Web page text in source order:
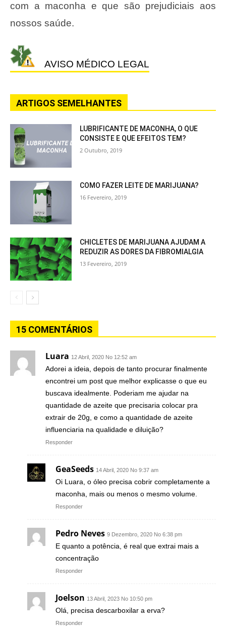
com a maconha e que são prejudiciais aos
nossos saúde.
AVISO MÉDICO LEGAL
ARTIGOS SEMELHANTES
LUBRIFICANTE DE MACONHA, O QUE
CONSISTE E QUE EFEITOS TEM?
2 Outubro, 2019
COMO FAZER LEITE DE MARIJUANA?
16 Fevereiro, 2019
CHICLETES DE MARIJUANA AJUDAM A
REDUZIR AS DORES DA FIBROMIALGIA
13 Fevereiro, 2019
15 COMENTÁRIOS
Luara 12 Abril, 2020 No 12:52 am
Adorei a ideia, depois de tanto procurar finalmente
encontrei um post que melhor explicasse o que eu
buscava idealmente. Poderiam me ajudar na
quantidade de azeite que precisaria colocar pra
extrair de 20g, e como a quantidade de azeite
influenciaria na qualidade e diluição?
Responder
GeaSeeds 14 Abril, 2020 No 9:37 am
Oi Luara, o óleo precisa cobrir completamente a
maconha, mais ou menos o mesmo volume.
Responder
Pedro Neves 9 Dezembro, 2020 No 6:38 pm
E quanto a potência, é real que extrai mais a
concentração
Responder
Joelson 13 Abril, 2023 No 10:50 pm
Olá, precisa descarboxilar a erva?
Responder